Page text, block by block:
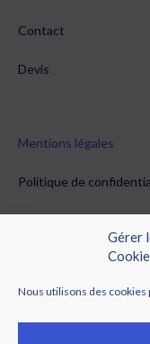
Gérer
Nous utilisons des
Contact
Devis
Mentions légales
Politique de
Politique de cookies